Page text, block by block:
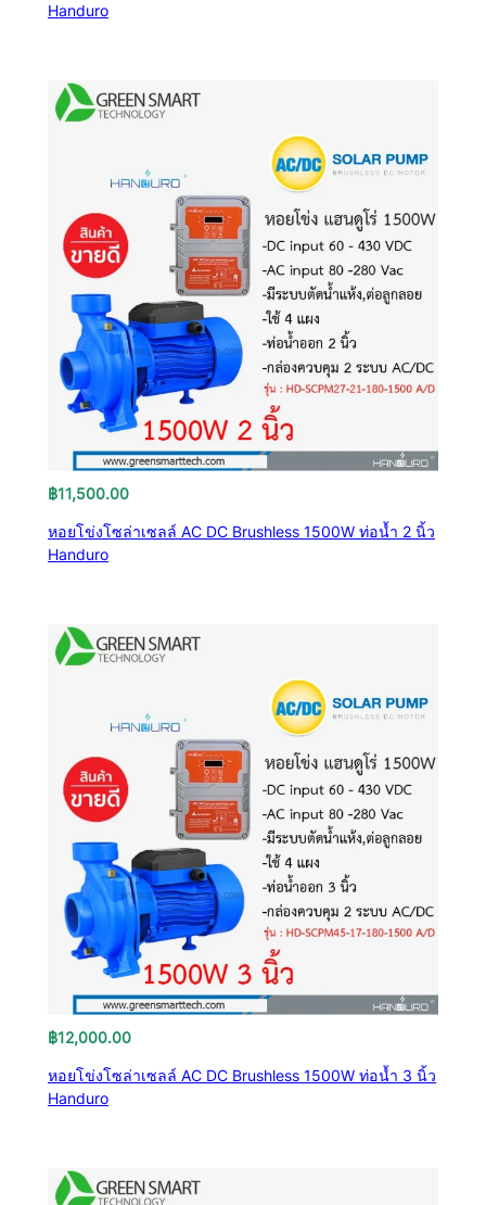
Handuro
฿11,500.00
หอยโข่งโซล่าเซลล์ AC DC Brushless 1500W ท่อน้ำ 2 นิ้ว
Handuro
฿12,000.00
หอยโข่งโซล่าเซลล์ AC DC Brushless 1500W ท่อน้ำ 3 นิ้ว
Handuro